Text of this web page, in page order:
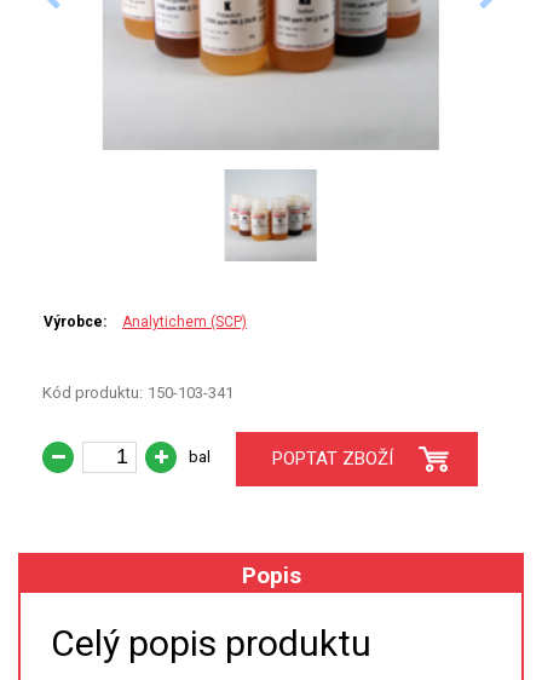
SHIMADZU
HORIBA (JOBIN YVONE)
HADIČKY
STANDARDY
SPECIÁLNÍ APLIKACE
XRF
VZORKOVNICE XRF
Výrobce: Analytichem (SCP)
Kód produktu: 150-103-341
bal POPTAT ZBOŽÍ
Popis
Celý popis produktu